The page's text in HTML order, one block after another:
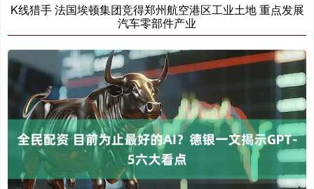
K线猎手 法国埃顿集团竞得郑州航空港区工业土地 重点发展
汽车零部件产业